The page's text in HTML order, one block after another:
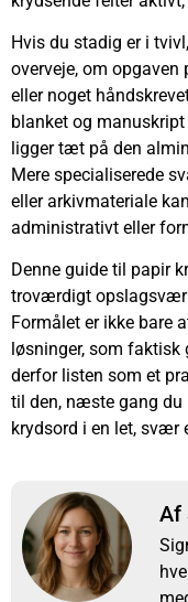
Hvis du stadig er i
overveje, om
eller noget
blanket og
ligger tæt på den
Mere specialiserede
eller arkivmateriale
administrativt eller
Denne guide til papir
troværdigt
Formålet er ikke bare
løsninger, som faktisk
derfor listen som et
til den, næste gang
krydsord i en let, svær
Af